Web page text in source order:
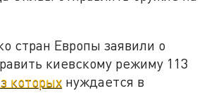
стран Европы заявили о
киевскому режиму 113
которых нуждается в